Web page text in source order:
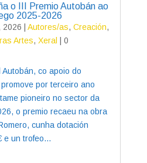
o III Premio Autobán ao
2025-2026
2026 Autores/as, Creación,
Artes, Xeral
| 0
co apoio do
por terceiro ano
pioneiro no sector da
o premio recaeu na obra
cunha dotación
e un trofeo...